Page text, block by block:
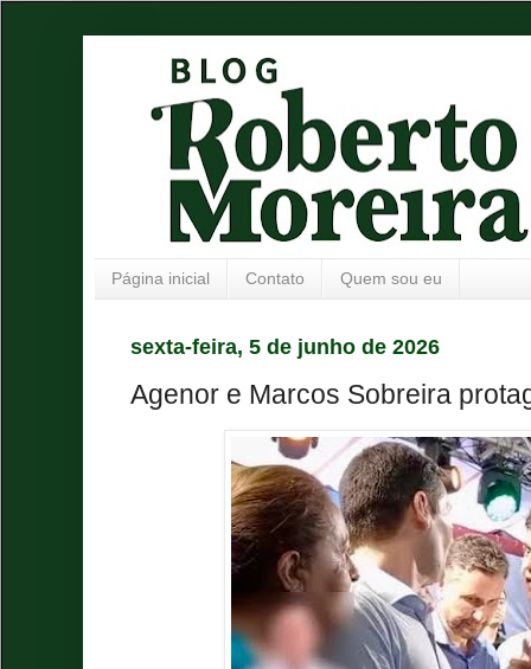
Página inicial Contato Quem sou eu
sexta-feira, 5 de junho de 2026
Agenor e Marcos Sobreira